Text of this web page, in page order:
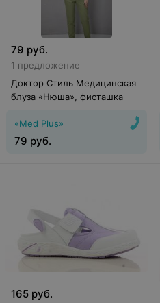
79 руб.
1 предложение
Доктор Стиль Медицинская
блуза «Нюша», фисташка
«Med Plus»
79 руб.
165 руб.